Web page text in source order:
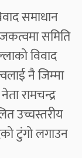
समाधान
समिति
विवाद
नै जिम्मा
रामचन्द्र
उच्चस्तरीय
टुंगो लगाउन